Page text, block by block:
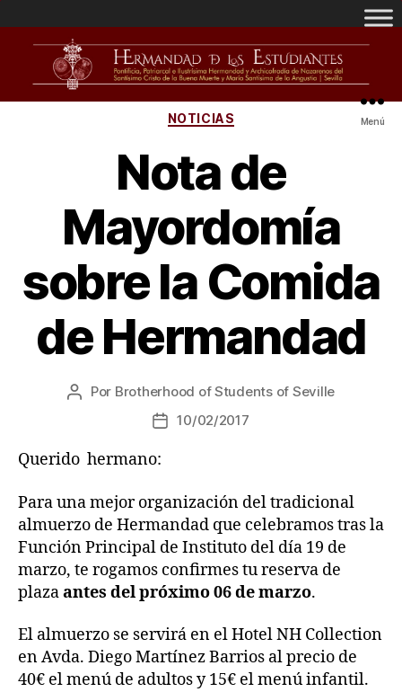
Menú
NOTICIAS
Nota de
Mayordomía
sobre la Comida
de Hermandad
Por Brotherhood of Students of Seville
10/02/2017
Querido hermano:
Para una mejor organización del tradicional
almuerzo de Hermandad que celebramos tras la
Función Principal de Instituto del día 19 de
marzo, te rogamos confirmes tu reserva de
plazaantes del próximo 06 de marzo.
El almuerzo se servirá en el Hotel NH Collection
en Avda. Diego Martínez Barrios al precio de
40€ el menú de adultos y 15€ el menú infantil.